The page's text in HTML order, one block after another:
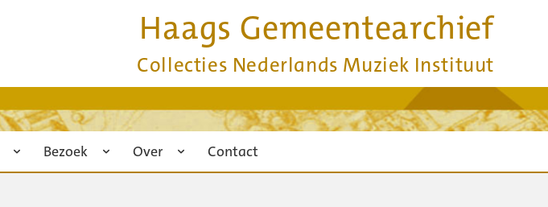
Haags Gemeentearchief
Collecties Nederlands Muziek Instituut
Bezoek Over Contact